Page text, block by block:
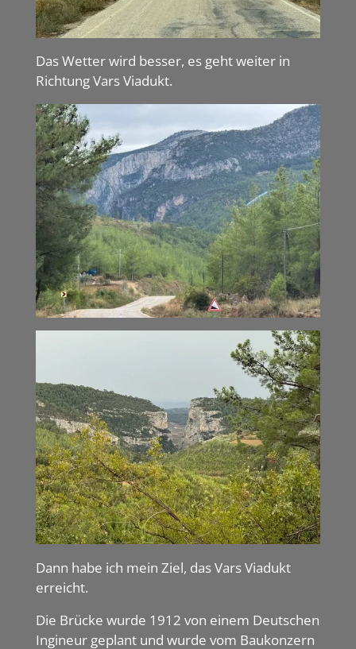
Das Wetter wird besser, es geht weiter in
Richtung Vars Viadukt.
Dann habe ich mein Ziel, das Vars Viadukt
erreicht.
Die Brücke wurde 1912 von einem Deutschen
Ingineur geplant und wurde vom Baukonzern